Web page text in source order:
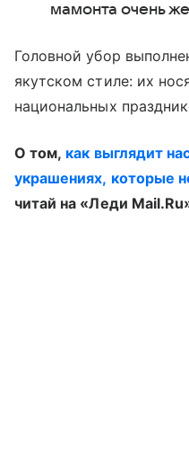
мамонта очень
Головной убор
якутском стиле: их
национальных
О том, как выглядит
украшениях, которые
читай на «Леди